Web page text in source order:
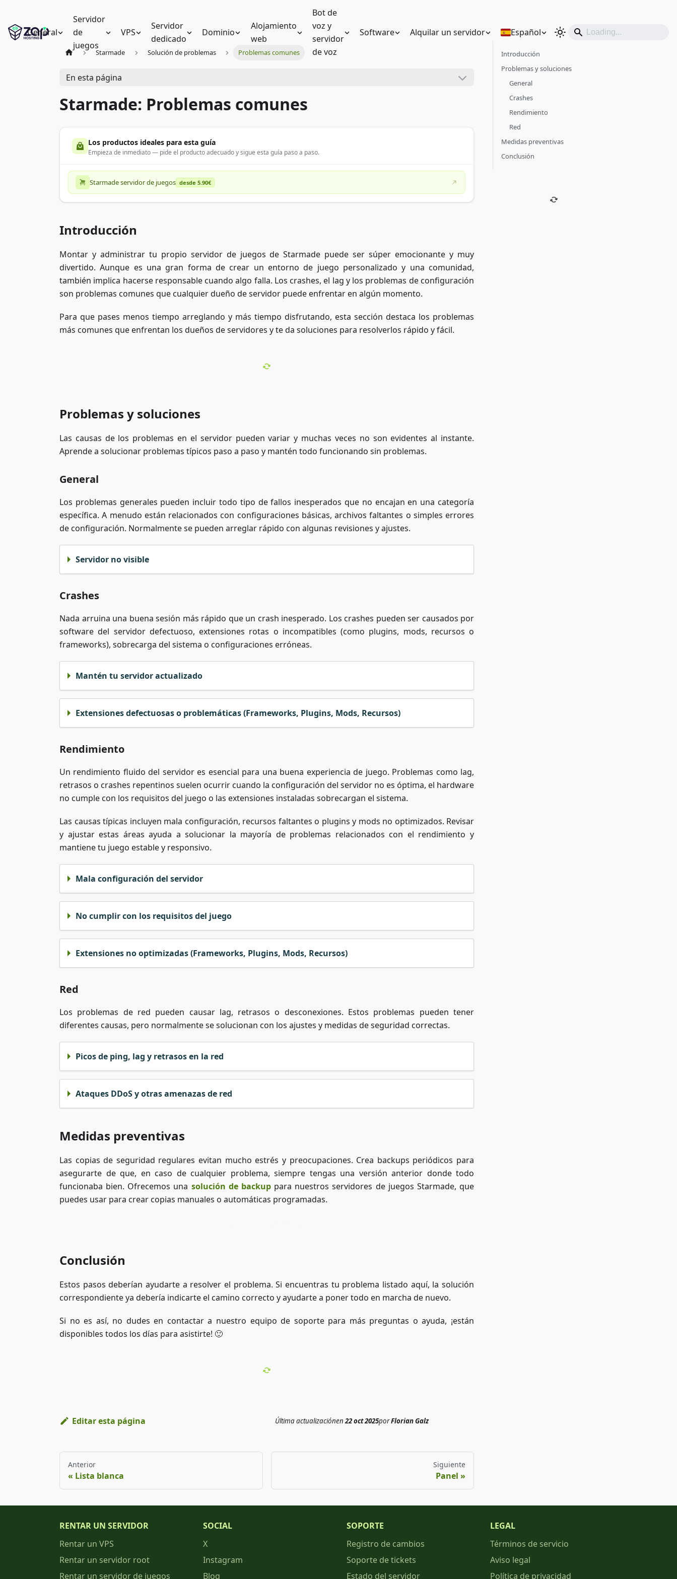
General
Servidor
de
juegos
VPS
Servidor
dedicado
Dominio
Alojamiento
web
Bot de
voz y
servidor
de voz
Software Alquilar un servidor Español
Starmade Solución de problemas Problemas comunes
En esta página
Starmade: Problemas comunes
Los productos ideales para esta guía
Empieza de inmediato — pide el producto adecuado y sigue esta guía paso a paso.
Starmade servidor de juegos desde 5.90€
Introducción
Montar y administrar tu propio servidor de juegos de Starmade puede ser súper emocionante y muy
divertido. Aunque es una gran forma de crear un entorno de juego personalizado y una comunidad,
también implica hacerse responsable cuando algo falla. Los crashes, el lag y los problemas de configuración
son problemas comunes que cualquier dueño de servidor puede enfrentar en algún momento.
Para que pases menos tiempo arreglando y más tiempo disfrutando, esta sección destaca los problemas
más comunes que enfrentan los dueños de servidores y te da soluciones para resolverlos rápido y fácil.
Problemas y soluciones
Las causas de los problemas en el servidor pueden variar y muchas veces no son evidentes al instante.
Aprende a solucionar problemas típicos paso a paso y mantén todo funcionando sin problemas.
General
Los problemas generales pueden incluir todo tipo de fallos inesperados que no encajan en una categoría
específica. A menudo están relacionados con configuraciones básicas, archivos faltantes o simples errores
de configuración. Normalmente se pueden arreglar rápido con algunas revisiones y ajustes.
Servidor no visible
Crashes
Nada arruina una buena sesión más rápido que un crash inesperado. Los crashes pueden ser causados por
software del servidor defectuoso, extensiones rotas o incompatibles (como plugins, mods, recursos o
frameworks), sobrecarga del sistema o configuraciones erróneas.
Mantén tu servidor actualizado
Extensiones defectuosas o problemáticas (Frameworks, Plugins, Mods, Recursos)
Rendimiento
Un rendimiento fluido del servidor es esencial para una buena experiencia de juego. Problemas como lag,
retrasos o crashes repentinos suelen ocurrir cuando la configuración del servidor no es óptima, el hardware
no cumple con los requisitos del juego o las extensiones instaladas sobrecargan el sistema.
Las causas típicas incluyen mala configuración, recursos faltantes o plugins y mods no optimizados. Revisar
y ajustar estas áreas ayuda a solucionar la mayoría de problemas relacionados con el rendimiento y
mantiene tu juego estable y responsivo.
Mala configuración del servidor
No cumplir con los requisitos del juego
Extensiones no optimizadas (Frameworks, Plugins, Mods, Recursos)
Red
Los problemas de red pueden causar lag, retrasos o desconexiones. Estos problemas pueden tener
diferentes causas, pero normalmente se solucionan con los ajustes y medidas de seguridad correctas.
Picos de ping, lag y retrasos en la red
Ataques DDoS y otras amenazas de red
Medidas preventivas
Las copias de seguridad regulares evitan mucho estrés y preocupaciones. Crea backups periódicos para
asegurarte de que, en caso de cualquier problema, siempre tengas una versión anterior donde todo
funcionaba bien. Ofrecemos una solución de backuppara nuestros servidores de juegos Starmade, que
puedes usar para crear copias manuales o automáticas programadas.
Conclusión
Estos pasos deberían ayudarte a resolver el problema. Si encuentras tu problema listado aquí, la solución
correspondiente ya debería indicarte el camino correcto y ayudarte a poner todo en marcha de nuevo.
Si no es así, no dudes en contactar a nuestro equipo de soporte para más preguntas o ayuda, ¡están
disponibles todos los días para asistirte! 🙂
Editar esta página Última actualizaciónen22 oct 2025porFlorian Galz
Anterior
Lista blanca
Siguiente
Panel
Introducción
Problemas y soluciones
General
Crashes
Rendimiento
Red
Medidas preventivas
Conclusión
RENTAR UN SERVIDOR
Rentar un VPS
Rentar un servidor root
Rentar un servidor de juegos
SOCIAL
X
Instagram
Blog
SOPORTE
Registro de cambios
Soporte de tickets
Estado del servidor
LEGAL
Términos de servicio
Aviso legal
Política de privacidad